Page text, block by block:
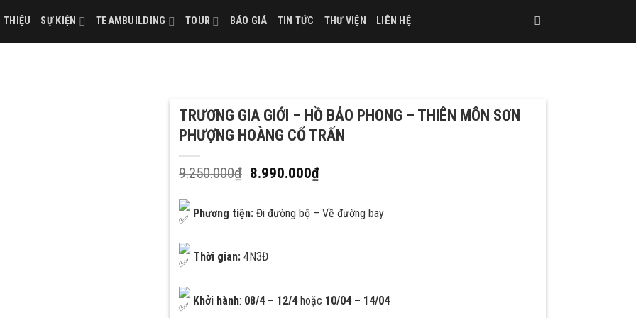
THIỆU SỰ KIỆN TEAMBUILDING TOUR BÁO GIÁ TIN TỨC THƯ VIỆN LIÊN HỆ
TRƯƠNG GIA GIỚI – HỒ BẢO PHONG – THIÊN MÔN SƠN
PHƯỢNG HOÀNG CỔ TRẤN
9.250.000₫ 8.990.000₫
Phương tiện: Đi đường bộ – Về đường bay
Thời gian: 4N3Đ
Khởi hành: 08/4 – 12/4hoặc 10/04 – 14/04